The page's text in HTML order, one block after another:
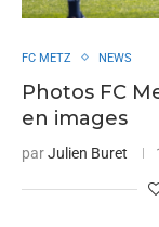
FC METZ NEWS
Photos FC
en images
parJulien Buret